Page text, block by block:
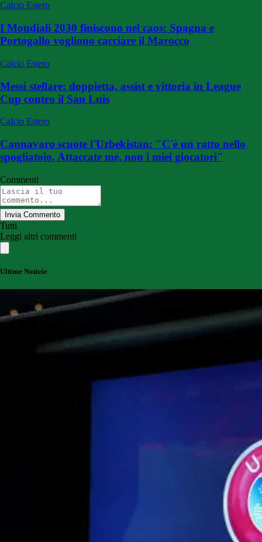
Calcio Estero
I Mondiali 2030 finiscono nel caos: Spagna e
Portogallo vogliono cacciare il Marocco
Calcio Estero
Messi stellare: doppietta, assist e vittoria in League
Cup contro il San Luis
Calcio Estero
Cannavaro scuote l'Uzbekistan: "C'è un ratto nello
spogliatoio. Attaccate me, non i miei giocatori"
Commenti
Invia Commento
Tutti
Leggi altri commenti
Ultime Notizie